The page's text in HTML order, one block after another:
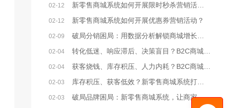
02-12 新零售商城系统如何开展限时秒杀营销活动？
02-12 新零售商城系统如何开展优惠券营销活动？
02-09 破局分销困局：用数据分析解锁商城增长密码
02-04 转化低迷、响应滞后、决策盲目？B2C商城系统激活企业增效新动能
02-04 获客烧钱、库存积压、人力内耗？B2C商城系统破解企业降本三大困局
02-03 库存积压、获客低效？新零售商城系统打通企业降本增效任督二脉
02-03 破局品牌困局：新零售商城系统，让商家从“卖货”到“立牌”